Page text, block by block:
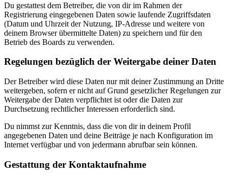
Du gestattest dem Betreiber, die von dir im Rahmen der
Registrierung eingegebenen Daten sowie laufende Zugriffsdaten
(Datum und Uhrzeit der Nutzung, IP-Adresse und weitere von
deinem Browser übermittelte Daten) zu speichern und für den
Betrieb des Boards zu verwenden.
Regelungen bezüglich der Weitergabe deiner Daten
Der Betreiber wird diese Daten nur mit deiner Zustimmung an Dritte
weitergeben, sofern er nicht auf Grund gesetzlicher Regelungen zur
Weitergabe der Daten verpflichtet ist oder die Daten zur
Durchsetzung rechtlicher Interessen erforderlich sind.
Du nimmst zur Kenntnis, dass die von dir in deinem Profil
angegebenen Daten und deine Beiträge je nach Konfiguration im
Internet verfügbar und von jedermann abrufbar sein können.
Gestattung der Kontaktaufnahme